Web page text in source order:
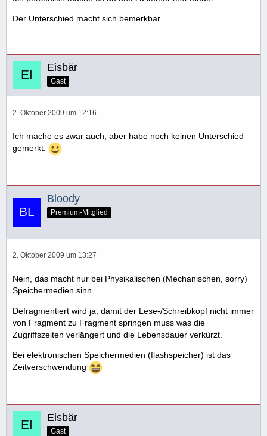
Der Unterschied macht sich bemerkbar.
Eisbär
Gast
2. Oktober 2009 um 12:16
Ich mache es zwar auch, aber habe noch keinen Unterschied
gemerkt.
Bloody
Premium-Mitglied
2. Oktober 2009 um 13:27
Nein, das macht nur bei Physikalischen (Mechanischen, sorry)
Speichermedien sinn.
Defragmentiert wird ja, damit der Lese-/Schreibkopf nicht immer
von Fragment zu Fragment springen muss was die
Zugriffszeiten verlängert und die Lebensdauer verkürzt.
Bei elektronischen Speichermedien (flashspeicher) ist das
Zeitverschwendung
Eisbär
Gast